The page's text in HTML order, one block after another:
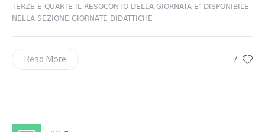
TERZE E QUARTE IL RESOCONTO DELLA GIORNATA E’ DISPONIBILE
NELLA SEZIONE GIORNATE DIDATTICHE
7
Read More